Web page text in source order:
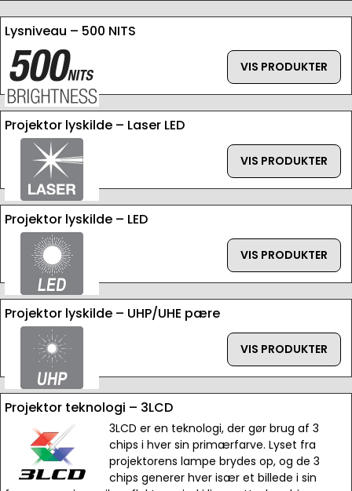
Lysniveau – 500 NITS
VIS PRODUKTER
Projektor lyskilde – Laser LED
VIS PRODUKTER
Projektor lyskilde – LED
VIS PRODUKTER
Projektor lyskilde – UHP/UHE pære
VIS PRODUKTER
Projektor teknologi – 3LCD
3LCD er en teknologi, der gør brug af 3
chips i hver sin primærfarve. Lyset fra
projektorens lampe brydes op, og de 3
chips generer hver især et billede i sin